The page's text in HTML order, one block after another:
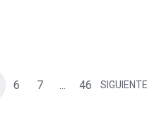
6 7 ... 46 SIGUIENTE